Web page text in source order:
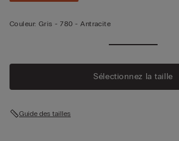
Couleur: Gris -780 - Antracite
Sélectionnez la taille
Guide des tailles